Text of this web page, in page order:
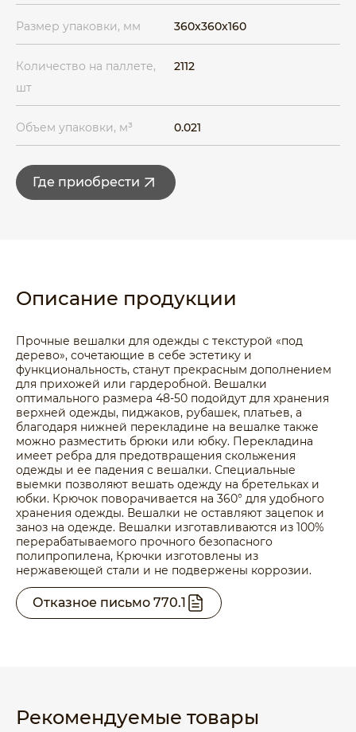
Размер упаковки, мм 360x360x160
Количество на паллете,
шт
2112
Объем упаковки, м³ 0.021
Где приобрести
Описание продукции
Прочные вешалки для одежды с текстурой «под
дерево», сочетающие в себе эстетику и
функциональность, станут прекрасным дополнением
для прихожей или гардеробной. Вешалки
оптимального размера 48-50 подойдут для хранения
верхней одежды, пиджаков, рубашек, платьев, а
благодаря нижней перекладине на вешалке также
можно разместить брюки или юбку. Перекладина
имеет ребра для предотвращения скольжения
одежды и ее падения с вешалки. Специальные
выемки позволяют вешать одежду на бретельках и
юбки. Крючок поворачивается на 360° для удобного
хранения одежды. Вешалки не оставляют зацепок и
заноз на одежде. Вешалки изготавливаются из 100%
перерабатываемого прочного безопасного
полипропилена, Крючки изготовлены из
нержавеющей стали и не подвержены коррозии.
Отказное письмо 770.1
Рекомендуемые товары